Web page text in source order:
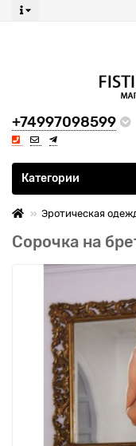
+74997098599
Все категории
Категории
Эротическая
Сорочка на